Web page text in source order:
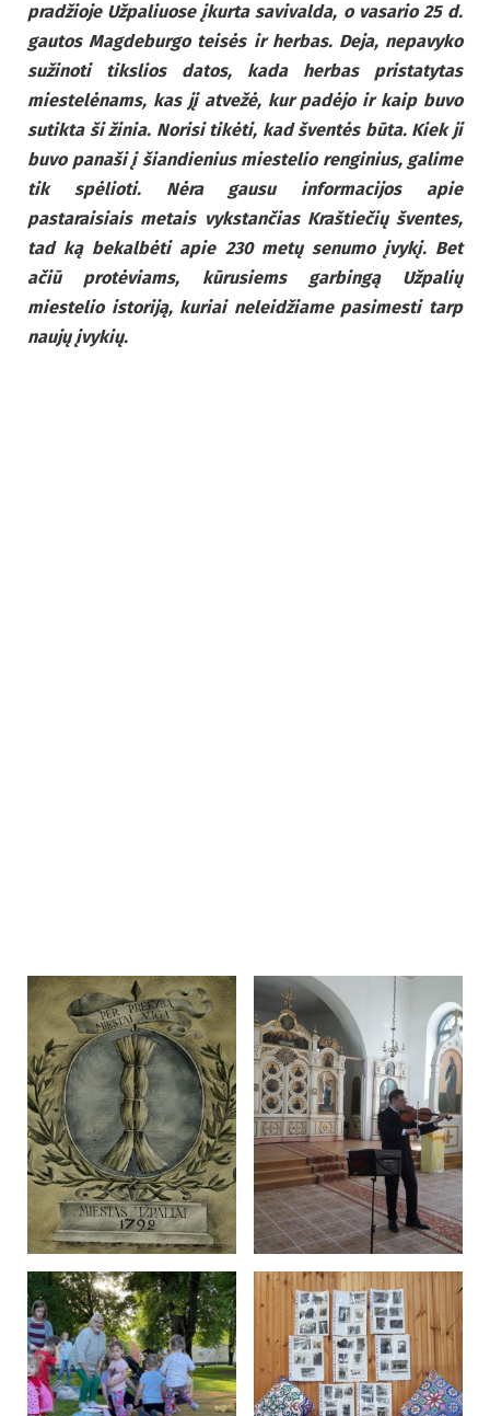
pradžioje Užpaliuose įkurta savivalda, o vasario 25 d.
gautos Magdeburgo teisės ir herbas. Deja, nepavyko
sužinoti tikslios datos, kada herbas pristatytas
miestelėnams, kas jį atvežė, kur padėjo ir kaip buvo
sutikta ši žinia. Norisi tikėti, kad šventės būta. Kiek ji
buvo panaši į šiandienius miestelio renginius, galime
tik spėlioti. Nėra gausu informacijos apie
pastaraisiais metais vykstančias Kraštiečių šventes,
tad ką bekalbėti apie 230 metų senumo įvykį. Bet
ačiū protėviams, kūrusiems garbingą Užpalių
miestelio istoriją, kuriai neleidžiame pasimesti tarp
naujų įvykių.